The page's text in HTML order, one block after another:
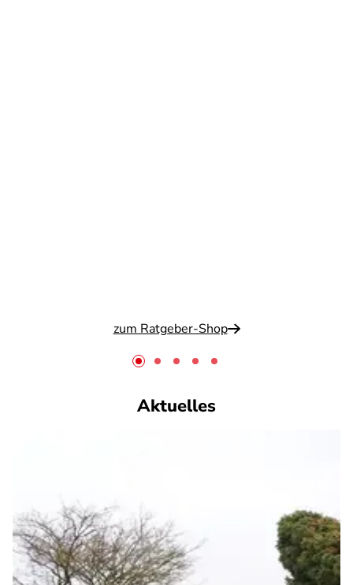
zum Ratgeber-Shop
Aktuelles